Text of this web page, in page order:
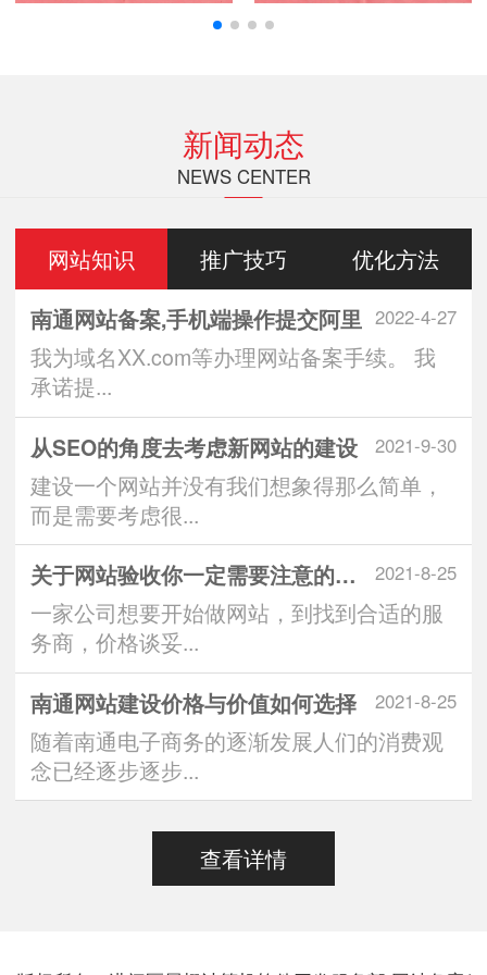
新闻动态
NEWS CENTER
网站知识 推广技巧 优化方法
2022-4-27
南通网站备案,手机端操作提交阿里
我为域名XX.com等办理网站备案手续。 我
承诺提...
2021-9-30
从SEO的角度去考虑新网站的建设
建设一个网站并没有我们想象得那么简单，
而是需要考虑很...
2021-8-25
关于网站验收你一定需要注意的问题
一家公司想要开始做网站，到找到合适的服
务商，价格谈妥...
2021-8-25
南通网站建设价格与价值如何选择
随着南通电子商务的逐渐发展人们的消费观
念已经逐步逐步...
查看详情